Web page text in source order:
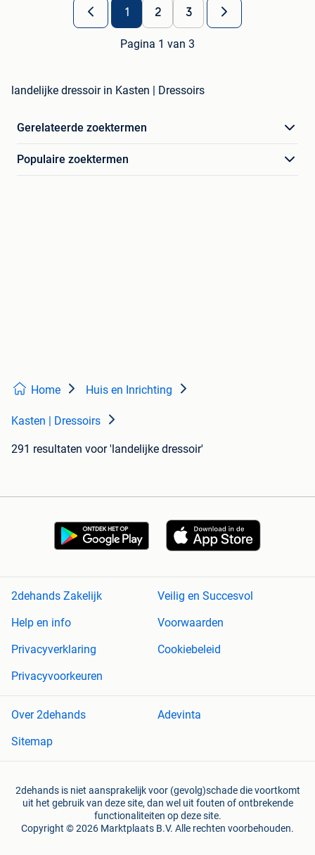
1 2 3
Pagina 1 van 3
landelijke dressoir in Kasten | Dressoirs
Gerelateerde zoektermen
Populaire zoektermen
Home Huis en Inrichting
Kasten | Dressoirs
291 resultaten voor 'landelijke dressoir'
2dehands Zakelijk
Veilig en Succesvol
Help en info
Voorwaarden
Privacyverklaring
Cookiebeleid
Privacyvoorkeuren
Over 2dehands
Adevinta
Sitemap
2dehands is niet aansprakelijk voor (gevolg)schade die voortkomt
uit het gebruik van deze site, dan wel uit fouten of ontbrekende
functionaliteiten op deze site.
Copyright © 2026 Marktplaats B.V. Alle rechten voorbehouden.